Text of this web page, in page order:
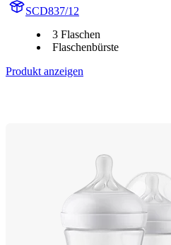
SCD837/12
3 Flaschen
Flaschenbürste
Produkt anzeigen